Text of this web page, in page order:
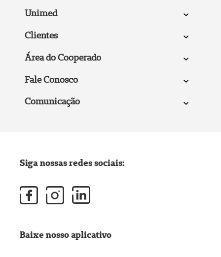
Unimed
Clientes
Área do Cooperado
Fale Conosco
Comunicação
Siga nossas redes sociais:
Baixe nosso aplicativo